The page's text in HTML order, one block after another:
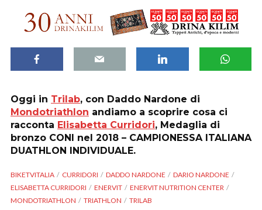
Oggi in Trilab, con Daddo Nardone di
Mondotriathlon andiamo a scoprire cosa ci
racconta Elisabetta Curridori, Medaglia di
bronzo CONI nel 2018 – CAMPIONESSA ITALIANA
DUATHLON INDIVIDUALE.
BIKETVITALIA CURRIDORI DADDO NARDONE
DARIO NARDONE
ELISABETTA CURRIDORI
ENERVIT
ENERVIT NUTRITION CENTER
MONDOTRIATHLON
TRIATHLON TRILAB